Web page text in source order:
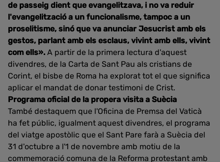
de passeig dient que evangelitzava, i no va reduir
l'evangelització a un funcionalisme, tampoc a un
proselitisme, sinó que va anunciar Jesucrist amb els
gestos, parlant amb els esclaus, vivint amb ells, vivint
com ells». A partir de la primera lectura d'aquest
divendres, de la Carta de Sant Pau als cristians de
Corint, el bisbe de Roma ha explorat tot el que significa
aplicar el mandat de donar testimoni de Crist.
Programa oficial de la propera visita a Suècia
També destaquem que l'Oficina de Premsa del Vaticà
ha fet públic, igualment aquest divendres, el programa
del viatge apostòlic que el Sant Pare farà a Suècia del
31 d'octubre a l'1 de novembre amb motiu de la
commemoració comuna de la Reforma protestant amb